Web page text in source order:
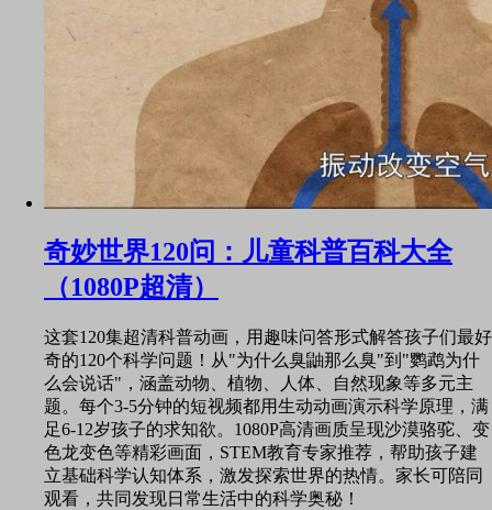
奇妙世界120问：儿童科普百科大全
（1080P超清）
这套120集超清科普动画，用趣味问答形式解答孩子们最好
奇的120个科学问题！从"为什么臭鼬那么臭"到"鹦鹉为什
么会说话"，涵盖动物、植物、人体、自然现象等多元主
题。每个3-5分钟的短视频都用生动动画演示科学原理，满
足6-12岁孩子的求知欲。1080P高清画质呈现沙漠骆驼、变
色龙变色等精彩画面，STEM教育专家推荐，帮助孩子建
立基础科学认知体系，激发探索世界的热情。家长可陪同
观看，共同发现日常生活中的科学奥秘！